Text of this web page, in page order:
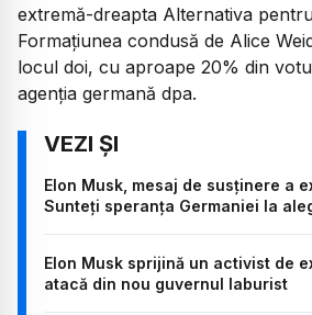
extremă-dreapta Alternativa
Formațiunea condusă de Alice
locul doi, cu aproape 20% din
agenția germană dpa.
Elon Musk, mesaj de susținere a
Sunteți speranța Germaniei la
Elon Musk sprijină un activist de
atacă din nou guvernul laburist